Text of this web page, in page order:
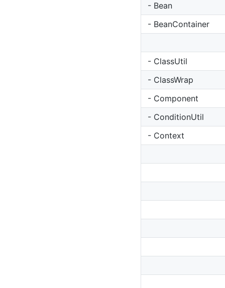
- Bean
- BeanContainer
- ClassUtil
- ClassWrap
- Component
- ConditionUtil
- Context